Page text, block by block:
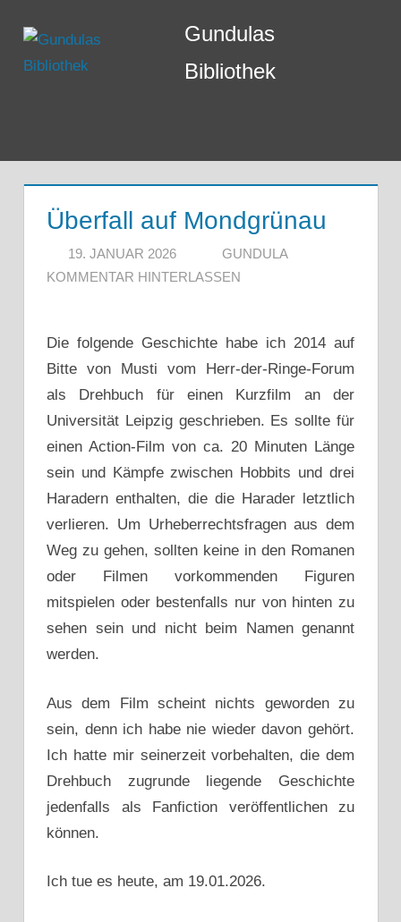
Inhalt
springen
Gundulas
Bibliothek
Überfall auf Mondgrünau
19. JANUAR 2026
GUNDULA
KOMMENTAR HINTERLASSEN
Die folgende Geschichte habe ich 2014 auf
Bitte von Musti vom Herr-der-Ringe-Forum
als Drehbuch für einen Kurzfilm an der
Universität Leipzig geschrieben. Es sollte für
einen Action-Film von ca. 20 Minuten Länge
sein und Kämpfe zwischen Hobbits und drei
Haradern enthalten, die die Harader letztlich
verlieren. Um Urheberrechtsfragen aus dem
Weg zu gehen, sollten keine in den Romanen
oder Filmen vorkommenden Figuren
mitspielen oder bestenfalls nur von hinten zu
sehen sein und nicht beim Namen genannt
werden.
Aus dem Film scheint nichts geworden zu
sein, denn ich habe nie wieder davon gehört.
Ich hatte mir seinerzeit vorbehalten, die dem
Drehbuch zugrunde liegende Geschichte
jedenfalls als Fanfiction veröffentlichen zu
können.
Ich tue es heute, am 19.01.2026.